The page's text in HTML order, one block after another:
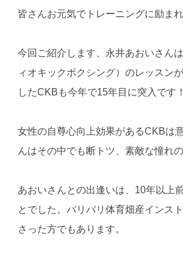
皆さんお元気でトレーニングに励ま
今回ご紹介します、永井あおいさん
ィオキックボクシング）のレッスン
したCKBも今年で15年目に突入です！
女性の自尊心向上効果があるCKBは
んはその中でも断トツ、素敵な憧れ
あおいさんとの出逢いは、10年以上
とでした。バリバリ体育畑産インス
さった方でもあります。